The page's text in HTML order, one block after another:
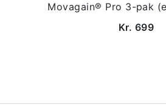
Movagain® Pro 3-pak
Kr. 699